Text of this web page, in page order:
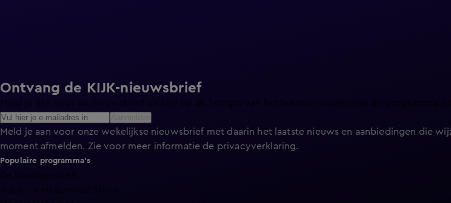
Ontvang de KIJK-nieuwsbrief
Meld je aan voor de nieuwsbrief en blijf op de hoogte van het laatste nieuws over de programma’s
Meld je aan voor onze wekelijkse nieuwsbrief met daarin het laatste nieuws en aanbiedingen die
moment afmelden. Zie voor meer informatie de privacyverklaring.
Populaire programma's
De Bondgenoten